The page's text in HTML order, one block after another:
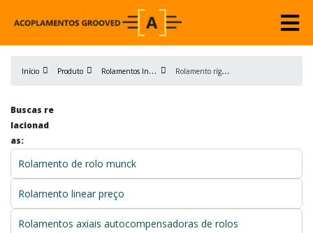
Início Produto R
olamentos Industriais R
olamento rígido de esferas
Buscas re
lacionad
as:
Rolamento de rolo munck
Rolamento linear preço
Rolamentos axiais autocompensadoras de rolos